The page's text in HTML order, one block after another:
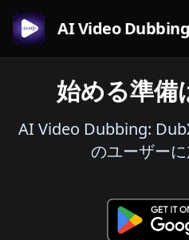
AI Video
始める準備
AI Video Dubbing:
のユーザーに